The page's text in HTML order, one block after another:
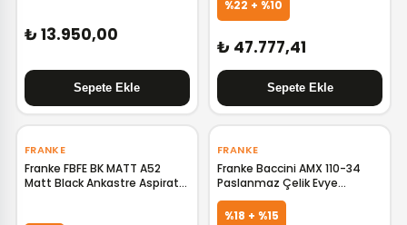
₺ 13.950,00
%22 + %10
₺ 47.777,41
FRANKE
Franke FBFE BK MATT A52
Matt Black Ankastre Aspiratör
GELİNCE HABER VER
FRANKE
Franke Baccini AMX 110-34
Paslanmaz Çelik Evye
122.0021.444 F122.0021.444
%18 + %15